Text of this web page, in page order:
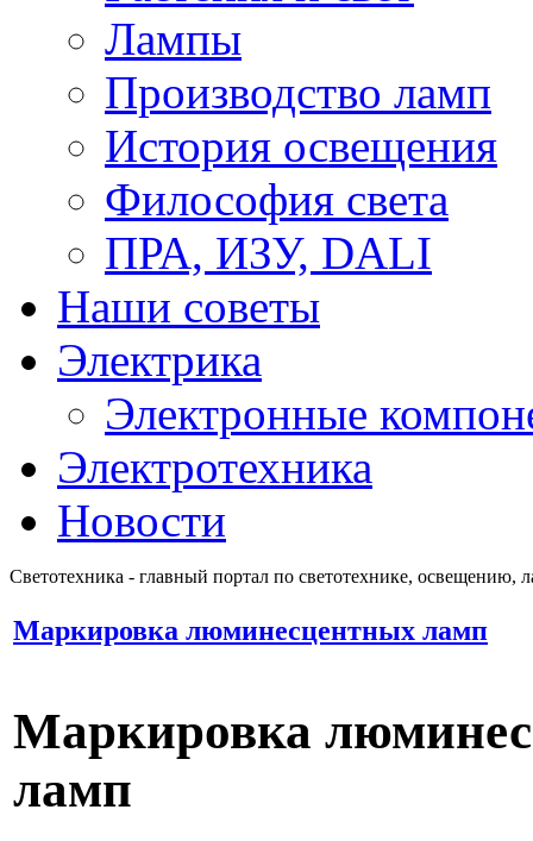
Лампы
Производство ламп
История освещения
Философия света
ПРА, ИЗУ, DALI
Наши советы
Электрика
Электронные
Электротехника
Новости
Светотехника - главный портал по светотехнике, освещению,
Маркировка люминесцентных ламп
Маркировка
ламп